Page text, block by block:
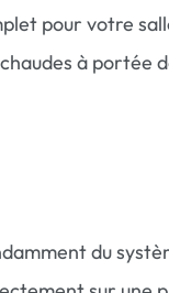
pour votre
à portée
du